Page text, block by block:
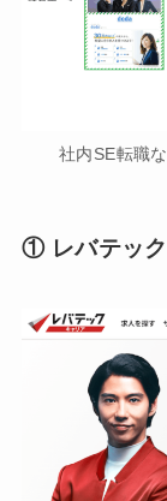
社内SE転職
① レバテッ